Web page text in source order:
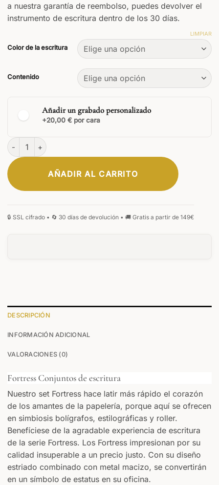
a nuestra garantía de reembolso, puedes devolver el
instrumento de escritura dentro de los 30 días.
Color de la escritura
Contenido
LIMPIAR
Añadir un grabado personalizado
+20,00 € por cara
CLÁSICA
Su texto
ANVERSO
Su texto
Fortress Conjuntos de escritura cantidad
AÑADIR AL CARRITO
DESCRIPCIÓN
INFORMACIÓN ADICIONAL
VALORACIONES (0)
Fortress Conjuntos de escritura
Nuestro set Fortress hace latir más rápido el corazón
de los amantes de la papelería, porque aquí se ofrecen
en simbiosis bolígrafos, estilográficas y roller.
Benefíciese de la agradable experiencia de escritura
de la serie Fortress. Los Fortress impresionan por su
calidad insuperable a un precio justo. Con su diseño
estriado combinado con metal macizo, se convertirán
en un símbolo de estatus en su oficina.